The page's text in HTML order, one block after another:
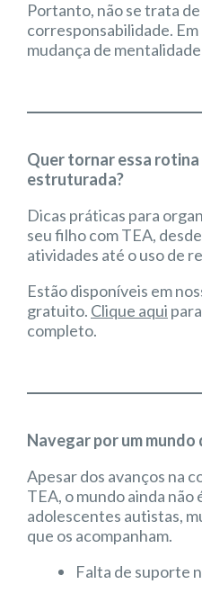
Portanto, não se trata de
corresponsabilidade.
mudança de
Quer tornar essa rotina
estruturada?
Dicas práticas para
seu filho com TEA,
atividades até o uso de
Estão disponíveis em
gratuito. Clique aqui
completo.
Navegar por um mundo
Apesar dos avanços na
TEA, o mundo ainda não
adolescentes autistas,
que os acompanham.
Falta de suporte